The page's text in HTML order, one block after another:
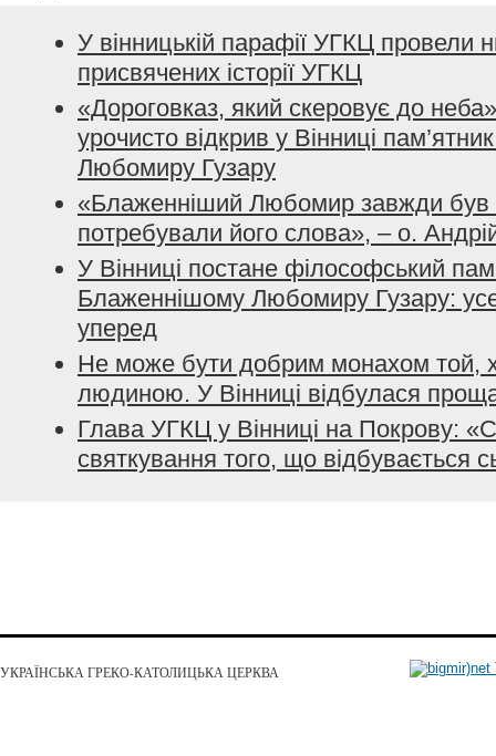
У вінницькій парафії УГКЦ провели
присвячених історії УГКЦ
«Дороговказ, який скеровує до
урочисто відкрив у Вінниці
Любомиру Гузару
«Блаженніший Любомир завжди
потребували його слова», – о.
У Вінниці постане філософський
Блаженнішому Любомиру Гузару:
уперед
Не може бути добрим монахом той,
людиною. У Вінниці відбулася
Глава УГКЦ у Вінниці на Покрову:
святкування того, що відбувається
УКРАЇНСЬКА ГРЕКО-КАТОЛИЦЬКА ЦЕРКВА